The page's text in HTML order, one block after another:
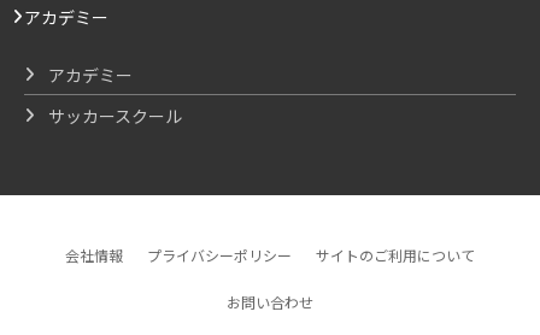
アカデミー
アカデミー
サッカースクール
会社情報 プライバシーポリシー サイトのご利用について
お問い合わせ